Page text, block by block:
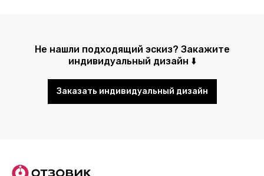
Не нашли подходящий эскиз? Закажите
индивидуальный дизайн ⬇️
Заказать индивидуальный дизайн